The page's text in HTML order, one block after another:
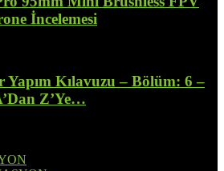
İncelemesi
Yapım Kılavuzu – Bölüm: 6 –
Z’Ye…